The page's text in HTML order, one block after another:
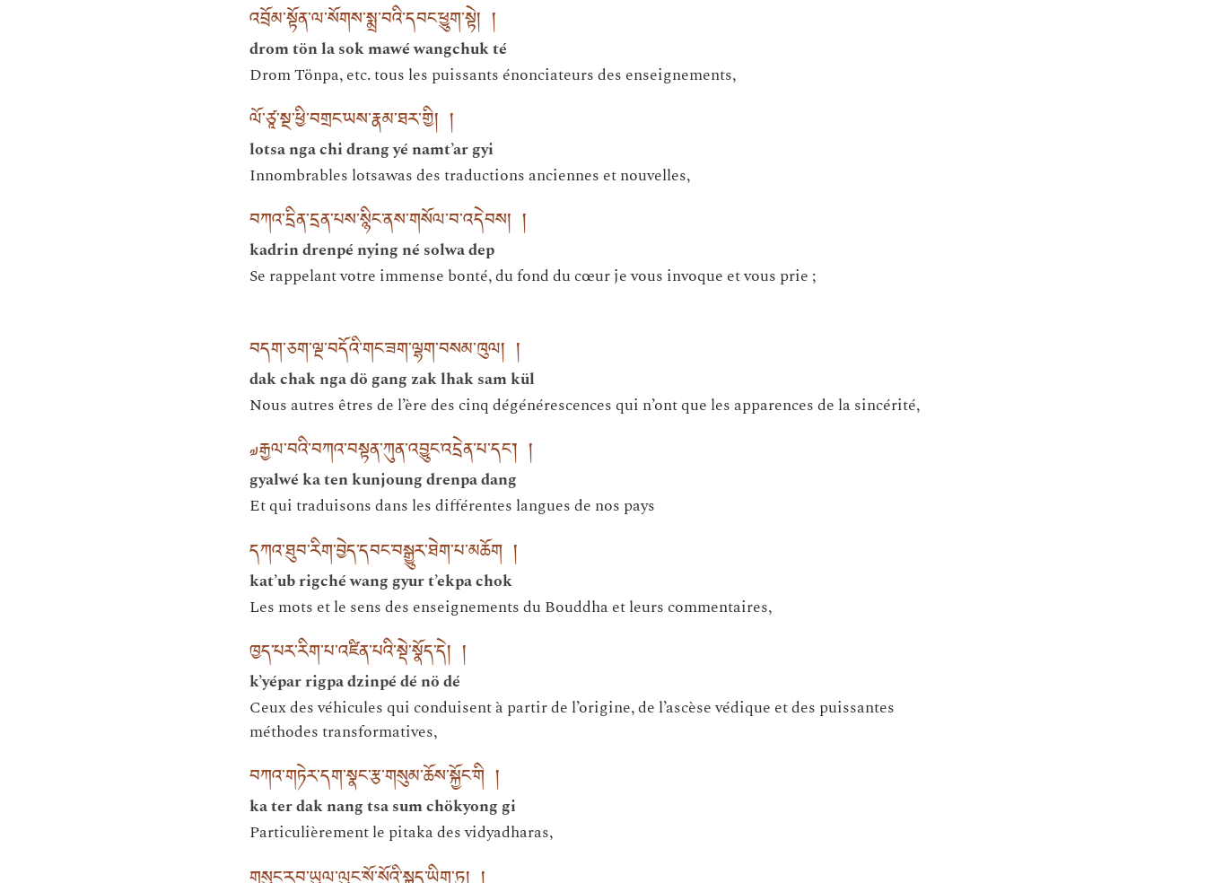
འབྲོམ་སྟོན་ལ་སོགས་སྨྲ་བའི་དབང་ཕྱུག་སྟེ། །
drom tön la sok mawé wangchuk té
Drom Tönpa, etc. tous les puissants énonciateurs des enseignements,
ལོ་ཙཱ་སྔ་ཕྱི་བགྲང་ཡས་རྣམ་ཐར་གྱི། །
lotsa nga chi drang yé namt’ar gyi
Innombrables lotsawas des traductions anciennes et nouvelles,
བཀའ་དྲིན་དྲན་པས་སྙིང་ནས་གསོལ་བ་འདེབས། །
kadrin drenpé nying né solwa dep
Se rappelant votre immense bonté, du fond du cœur je vous invoque et vous prie ;
བདག་ཅག་ལྔ་བདོའི་གང་ཟག་ལྷག་བསམ་ཁུལ། །
dak chak nga dö gang zak lhak sam kül
Nous autres êtres de l’ère des cinq dégénérescences qui n’ont que les apparences de la sincérité,
༧རྒྱལ་བའི་བཀའ་བསྟན་ཀུན་འབྱུང་འདྲེན་པ་དང༌། །
gyalwé ka ten kunjoung drenpa dang
Et qui traduisons dans les différentes langues de nos pays
དཀའ་ཐུབ་རིག་བྱེད་དབང་བསྒྱུར་ཐེག་པ་མཆོག །
kat’ub rigché wang gyur t’ekpa chok
Les mots et le sens des enseignements du Bouddha et leurs commentaires,
ཁྱད་པར་རིག་པ་འཛིན་པའི་སྡེ་སྣོད་དེ། །
k’yépar rigpa dzinpé dé nö dé
Ceux des véhicules qui conduisent à partir de l’origine, de l’ascèse védique et des puissantes
méthodes transformatives,
བཀའ་གཏེར་དག་སྣང་རྩ་གསུམ་ཆོས་སྐྱོང་གི །
ka ter dak nang tsa sum chökyong gi
Particulièrement le pitaka des vidyadharas,